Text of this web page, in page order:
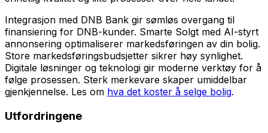
Integrasjon med DNB Bank gir sømløs overgang til
finansiering for DNB-kunder. Smarte Solgt med AI-styrt
annonsering optimaliserer markedsføringen av din bolig.
Store markedsføringsbudsjetter sikrer høy synlighet.
Digitale løsninger og teknologi gir moderne verktøy for å
følge prosessen. Sterk merkevare skaper umiddelbar
gjenkjennelse. Les om hva det koster å selge bolig.
Utfordringene